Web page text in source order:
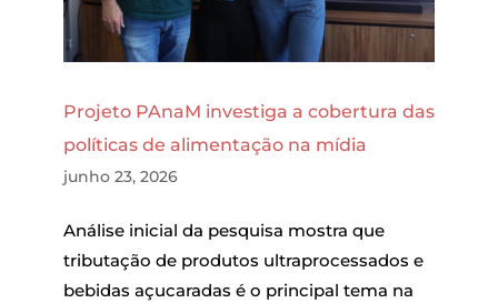
Projeto PAnaM investiga a cobertura das
políticas de alimentação na mídia
junho 23, 2026
Análise inicial da pesquisa mostra que
tributação de produtos ultraprocessados e
bebidas açucaradas é o principal tema na